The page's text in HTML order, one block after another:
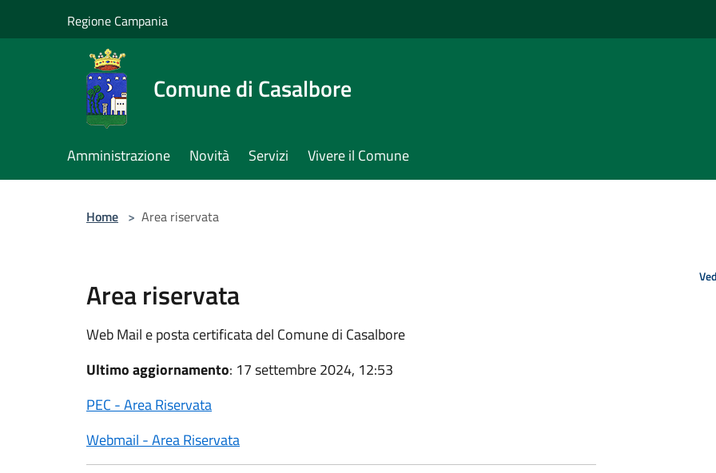
Regione Campania
Comune di Casalbore
Amministrazione Novità Servizi Vivere il Comune
Home > Area riservata
Area riservata
Web Mail e posta certificata del Comune di Casalbore
Ultimo aggiornamento: 17 settembre 2024, 12:53
PEC - Area Riservata
Webmail - Area Riservata